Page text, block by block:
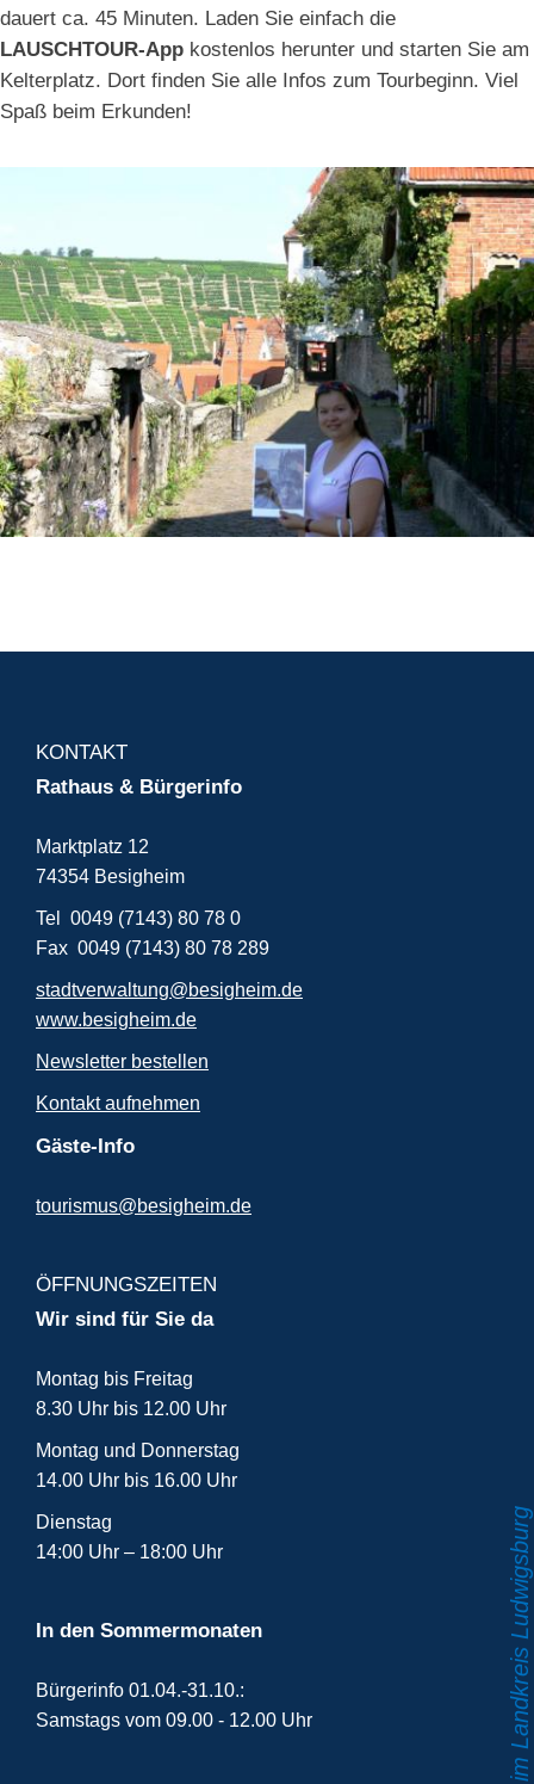
dauert ca. 45 Minuten. Laden Sie einfach die
LAUSCHTOUR-App kostenlos herunter und starten Sie am
Kelterplatz. Dort finden Sie alle Infos zum Tourbeginn. Viel
Spaß beim Erkunden!
KONTAKT
Rathaus & Bürgerinfo
Marktplatz 12
74354 Besigheim
Tel 0049 (7143) 80 78 0
Fax 0049 (7143) 80 78 289
stadtverwaltung@besigheim.de
www.besigheim.de
Newsletter bestellen
Kontakt aufnehmen
Gäste-Info
tourismus@besigheim.de
ÖFFNUNGSZEITEN
Wir sind für Sie da
Montag bis Freitag
8.30 Uhr bis 12.00 Uhr
Montag und Donnerstag
14.00 Uhr bis 16.00 Uhr
Dienstag
14:00 Uhr – 18:00 Uhr
In den Sommermonaten
Bürgerinfo 01.04.-31.10.:
Samstags vom 09.00 - 12.00 Uhr